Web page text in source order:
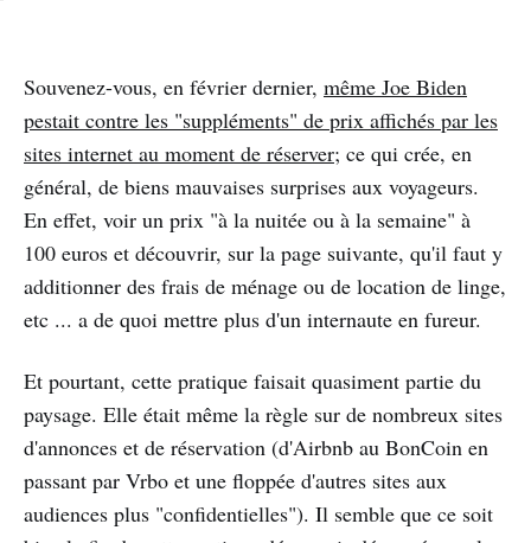
Souvenez-vous, en février dernier, même Joe Biden
pestait contre les "suppléments" de prix affichés par les
sites internet au moment de réserver; ce qui crée, en
général, de biens mauvaises surprises aux voyageurs.
En effet, voir un prix "à la nuitée ou à la semaine" à
100 euros et découvrir, sur la page suivante, qu'il faut y
additionner des frais de ménage ou de location de linge,
etc ... a de quoi mettre plus d'un internaute en fureur.
Et pourtant, cette pratique faisait quasiment partie du
paysage. Elle était même la règle sur de nombreux sites
d'annonces et de réservation (d'Airbnb au BonCoin en
passant par Vrbo et une floppée d'autres sites aux
audiences plus "confidentielles"). Il semble que ce soit